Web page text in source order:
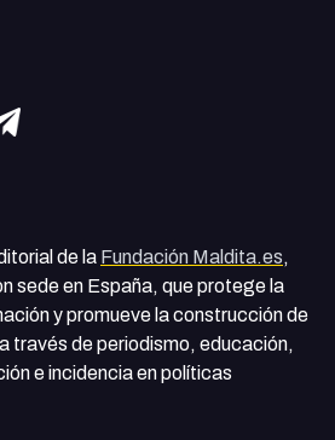
de la Fundación Maldita.es,
sede en España, que protege la
y promueve la construcción de
través de periodismo, educación,
e incidencia en políticas